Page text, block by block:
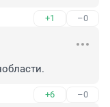
+1 –0
+6 –0